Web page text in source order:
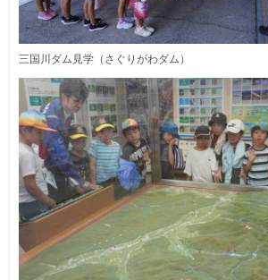
三国川ダム見学（さぐりがわダム）